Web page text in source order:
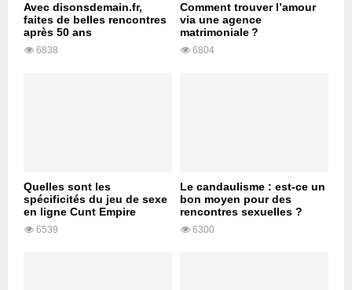
Avec disonsdemain.fr,
faites de belles rencontres
après 50 ans
6838
Comment trouver l’amour
via une agence
matrimoniale ?
6804
Quelles sont les
spécificités du jeu de sexe
en ligne Cunt Empire
6539
Le candaulisme : est-ce un
bon moyen pour des
rencontres sexuelles ?
6300